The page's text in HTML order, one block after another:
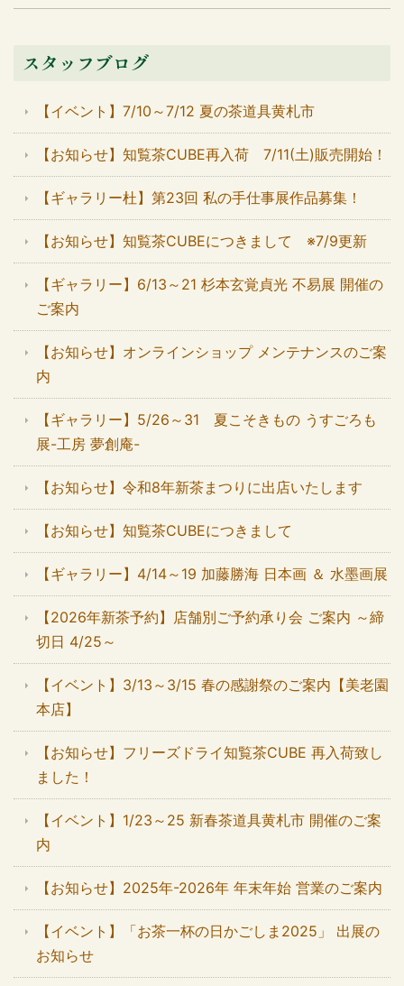
スタッフブログ
【イベント】7/10～7/12 夏の茶道具黄札市
【お知らせ】知覧茶CUBE再入荷 7/11(土)販売開始！
【ギャラリー杜】第23回 私の手仕事展作品募集！
【お知らせ】知覧茶CUBEにつきまして ※7/9更新
【ギャラリー】6/13～21 杉本玄覚貞光 不易展 開催の
ご案内
【お知らせ】オンラインショップ メンテナンスのご案
内
【ギャラリー】5/26～31 夏こそきもの うすごろも
展-工房 夢創庵-
【お知らせ】令和8年新茶まつりに出店いたします
【お知らせ】知覧茶CUBEにつきまして
【ギャラリー】4/14～19 加藤勝海 日本画 ＆ 水墨画展
【2026年新茶予約】店舗別ご予約承り会 ご案内 ～締
切日 4/25～
【イベント】3/13～3/15 春の感謝祭のご案内【美老園
本店】
【お知らせ】フリーズドライ知覧茶CUBE 再入荷致し
ました！
【イベント】1/23～25 新春茶道具黄札市 開催のご案
内
【お知らせ】2025年-2026年 年末年始 営業のご案内
【イベント】「お茶一杯の日かごしま2025」 出展の
お知らせ